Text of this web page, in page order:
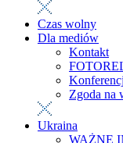
Czas wolny
Dla mediów
Kontakt
Zgoda na
Ukraina
WAŻNE